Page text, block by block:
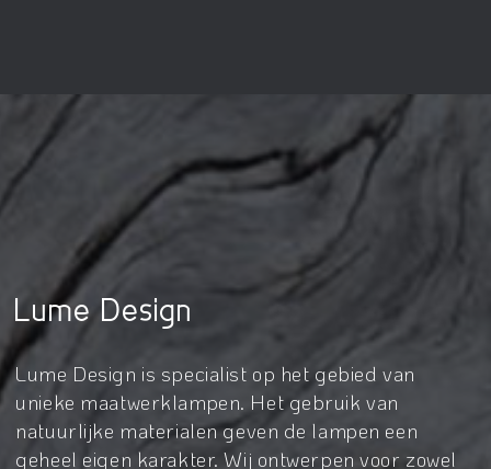
Lume Design
Lume Design is specialist op het gebied van
unieke maatwerklampen. Het gebruik van
natuurlijke materialen geven de lampen een
geheel eigen karakter. Wij ontwerpen voor zowel